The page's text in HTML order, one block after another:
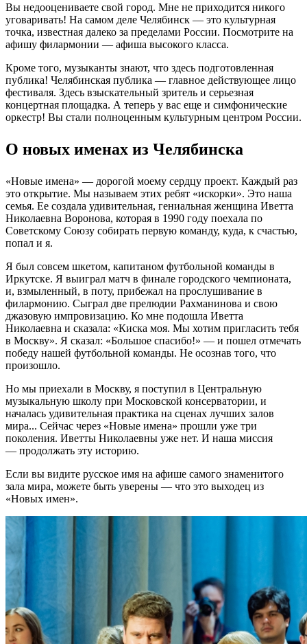
Вы недооцениваете свой город. Мне не приходится никого
уговаривать! На самом деле Челябинск — это культурная
точка, известная далеко за пределами России. Посмотрите на
афишу филармонии — афиша высокого класса.
Кроме того, музыканты знают, что здесь подготовленная
публика! Челябинская публика — главное действующее лицо
фестиваля. Здесь взыскательный зритель и серьезная
концертная площадка. А теперь у вас еще и симфонические
оркестр! Вы стали полноценным культурным центром России.
О новых именах из Челябинска
«Новые имена» — дорогой моему сердцу проект. Каждый раз
это открытие. Мы называем этих ребят «искорки». Это наша
семья. Ее создала удивительная, гениальная женщина Иветта
Николаевна Воронова, которая в 1990 году поехала по
Советскому Союзу собирать первую команду, куда, к счастью,
попал и я.
Я был совсем шкетом, капитаном футбольной команды в
Иркутске. Я выиграл матч в финале городского чемпионата,
и, взмыленный, в поту, прибежал на прослушивание в
филармонию. Сыграл две прелюдии Рахманинова и свою
джазовую импровизацию. Ко мне подошла Иветта
Николаевна и сказала: «Киска моя. Мы хотим пригласить тебя
в Москву». Я сказал: «Большое спасибо!» — и пошел отмечать
победу нашей футбольной команды. Не осознав того, что
произошло.
Но мы приехали в Москву, я поступил в Центральную
музыкальную школу при Московской консерватории, и
началась удивительная практика на сценах лучших залов
мира... Сейчас через «Новые имена» прошли уже три
поколения. Иветты Николаевны уже нет. И наша миссия
— продолжать эту историю.
Если вы видите русское имя на афише самого знаменитого
зала мира, можете быть уверены — что это выходец из
«Новых имен».